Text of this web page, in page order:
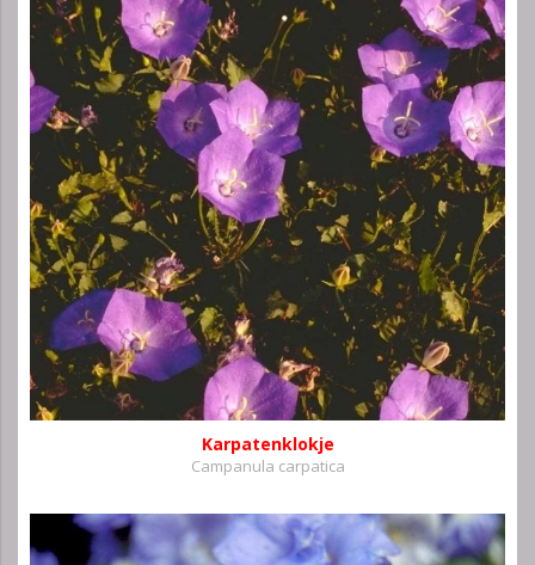
Karpatenklokje
Campanula carpatica